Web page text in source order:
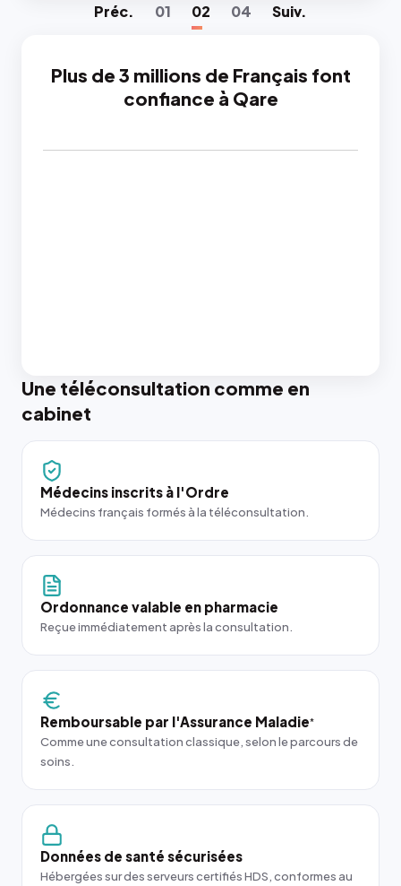
Préc. 01 02 04 Suiv.
Plus de 3 millions de Français font
confiance à Qare
Une téléconsultation comme en
cabinet
Médecins inscrits à l'Ordre
Médecins français formés à la téléconsultation.
Ordonnance valable en pharmacie
Reçue immédiatement après la consultation.
Remboursable par l'Assurance Maladie*
Comme une consultation classique, selon le parcours de
soins.
Données de santé sécurisées
Hébergées sur des serveurs certifiés HDS, conformes au